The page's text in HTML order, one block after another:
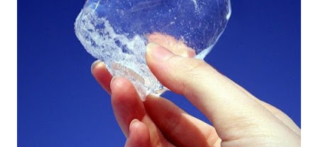
ostentando a cruz da Ordem de Cristo. O pendão está
fixado em uma haste lanceada, em prata. Encimando o
escudo há uma coroa em ouro, com quatro torres, três
ameias, com uma porta cada. Suportes: dois ramos de café,
frutificados, na sua cor natural. Divisa: ‘Non ducor duco’
(não sou conduzido, conduzo). . A cr...